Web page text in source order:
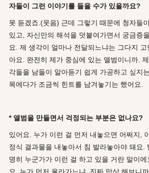
자들이 그런 이야기를 들을 수가 있을까요?
못 듣겠죠.(웃음) 근데 그렇기 때문에 청자들
있고, 자신만의 해석을 덧붙여가면서 궁금증
요. 제 생각이 얼마나 전달되느냐는 그다지
아요. 완전히 제가 중심에 있는 앨범이니까.
각들을 남들이 알아듣기 쉽게 가공하고 싶지
목에다가 조금씩 힌트를 남겨놓기는 했어요.
* 앨범을 만들면서 걱정되는 부분은 없나요?
있어요. 누가 이런 걸 먼저 내놓으면 어쩌지,
정식 결과물을 내놓아서 침 발라놓아야 돼요.
명히 누군가가 이런 걸 하고 있을 거란 말이